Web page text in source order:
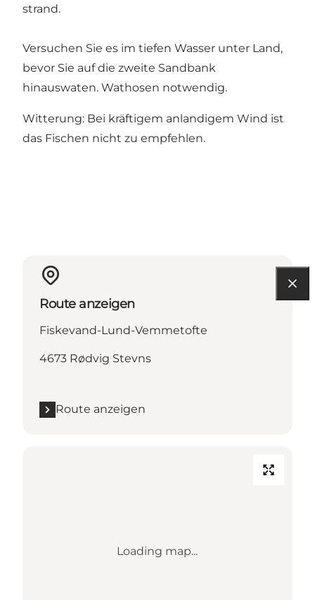
strand.
Versuchen Sie es im tiefen Wasser unter Land,
bevor Sie auf die zweite Sandbank
hinauswaten. Wathosen notwendig.
Witterung: Bei kräftigem anlandigem Wind ist
das Fischen nicht zu empfehlen.
Route anzeigen
Fiskevand-Lund-Vemmetofte
4673 Rødvig Stevns
Route anzeigen
Loading map...